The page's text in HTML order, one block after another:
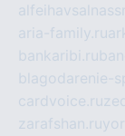
aria-family.ru
bankaribi.ru
blagodarenie-
cardvoice.ru
zarafshan.ru